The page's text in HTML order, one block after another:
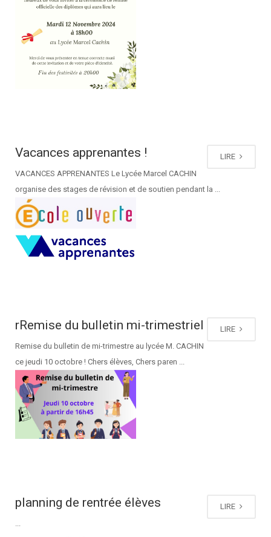
LIRE
Vacances apprenantes !
VACANCES APPRENANTES Le Lycée Marcel CACHIN
organise des stages de révision et de soutien pendant la ...
LIRE
rRemise du bulletin mi-trimestriel
Remise du bulletin de mi-trimestre au lycée M. CACHIN
ce jeudi 10 octobre ! Chers élèves, Chers paren ...
LIRE
planning de rentrée élèves